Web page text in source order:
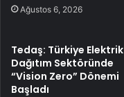
Ağustos 6, 2026
Tedaş: Türkiye Elektrik
Dağıtım Sektöründe
“Vision Zero” Dönemi
Başladı